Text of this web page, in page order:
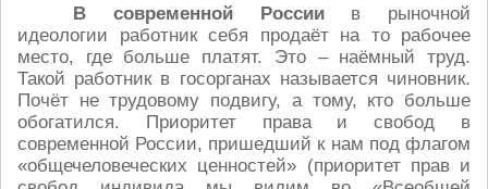
В современной Россиив рыночной
идеологии работник себя продаёт на то рабочее
место, где больше платят. Это – наёмный труд.
Такой работник в госорганах называется чиновник.
Почёт не трудовому подвигу, а тому, кто больше
обогатился. Приоритет права и свобод в
современной России, пришедший к нам под флагом
«общечеловеческих ценностей» (приоритет прав и